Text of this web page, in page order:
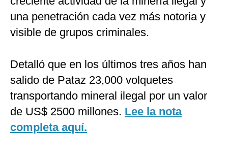
una penetración cada vez más notoria y
visible de grupos criminales.
Detalló que en los últimos tres años han
salido de Pataz 23,000 volquetes
transportando mineral ilegal por un valor
de US$ 2500 millones. Lee la nota
completa aquí.